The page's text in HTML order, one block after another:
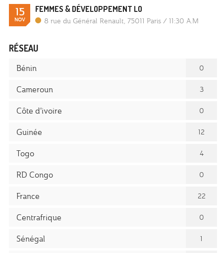
15
NOV
FEMMES & DÉVELOPPEMENT LO
8 rue du Général Renault, 75011 Paris / 11:30 A.M
RÉSEAU
Bénin 0
Cameroun 3
Côte d'ivoire 0
Guinée 12
Togo 4
RD Congo 0
France 22
Centrafrique 0
Sénégal 1